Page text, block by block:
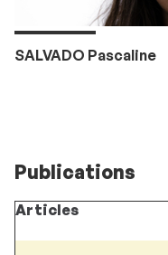
SALVADO Pascaline
Publications
Articles